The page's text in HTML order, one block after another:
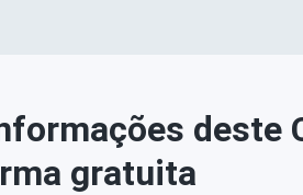
deste
gratuita